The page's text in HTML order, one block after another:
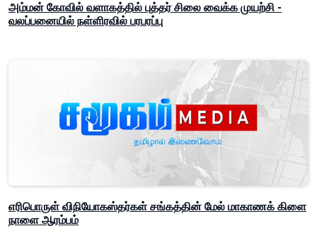
அம்மன் கோவில் வளாகத்தில் புத்தர் சிலை வைக்க முயற்சி -
வலப்பனையில் நள்ளிரவில் பரபரப்பு
எரிபொருள் விநியோகஸ்தர்கள் சங்கத்தின் மேல் மாகாணக் கிளை
நாளை ஆரம்பம்